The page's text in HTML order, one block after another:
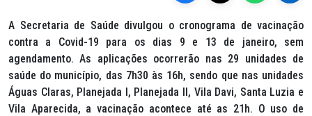
A Secretaria de Saúde divulgou o cronograma de vacinação
contra a Covid-19 para os dias 9 e 13 de janeiro, sem
agendamento. As aplicações ocorrerão nas 29 unidades de
saúde do município, das 7h30 às 16h, sendo que nas unidades
Águas Claras, Planejada I, Planejada II, Vila Davi, Santa Luzia e
Vila Aparecida, a vacinação acontece até as 21h. O uso de